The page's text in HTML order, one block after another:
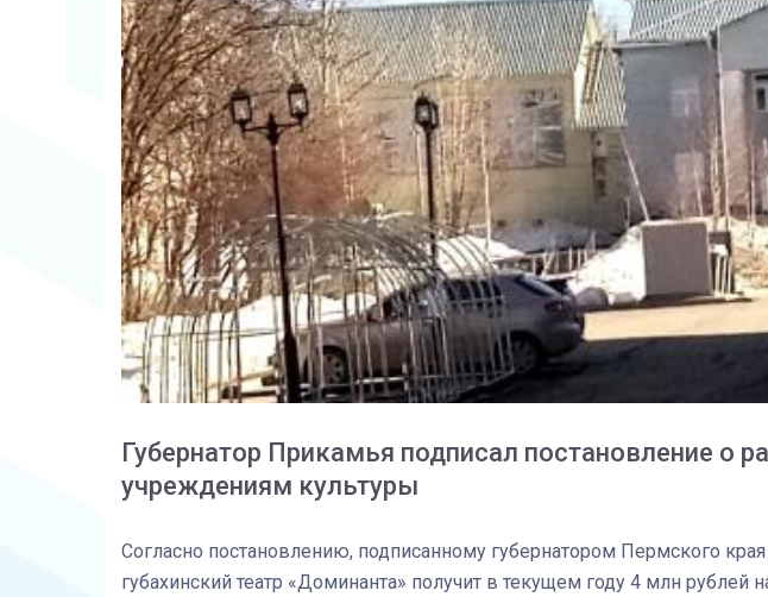
Губернатор Прикамья подписал постановление о
учреждениям культуры
Согласно постановлению, подписанному губернатором Пермского края
губахинский театр «Доминанта» получит в текущем году 4 млн рублей